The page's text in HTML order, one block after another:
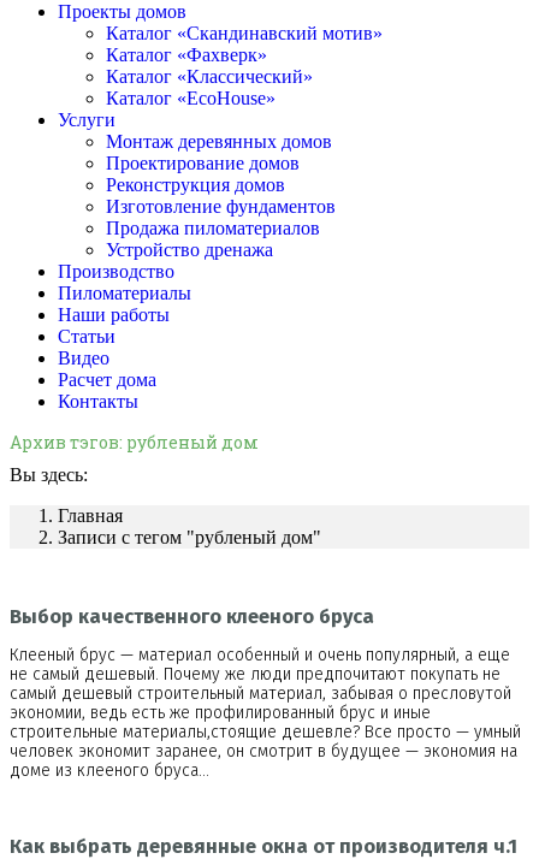
Проекты домов
Каталог «Скандинавский мотив»
Каталог «Фахверк»
Каталог «Классический»
Каталог «EcoHouse»
Услуги
Монтаж деревянных домов
Проектирование домов
Реконструкция домов
Изготовление фундаментов
Продажа пиломатериалов
Устройство дренажа
Производство
Пиломатериалы
Наши работы
Статьи
Видео
Расчет дома
Контакты
Архив тэгов: рубленый дом
Вы здесь:
Главная
Записи с тегом "рубленый дом"
Выбор качественного клееного бруса
Клееный брус — материал особенный и очень популярный, а еще
не самый дешевый. Почему же люди предпочитают покупать не
самый дешевый строительный материал, забывая о пресловутой
экономии, ведь есть же профилированный брус и иные
строительные материалы,стоящие дешевле? Все просто — умный
человек экономит заранее, он смотрит в будущее — экономия на
доме из клееного бруса…
Как выбрать деревянные окна от производителя ч.1